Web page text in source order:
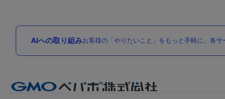
AIへの取り組みお客様の「やりたいこと」をもっと手軽に。各